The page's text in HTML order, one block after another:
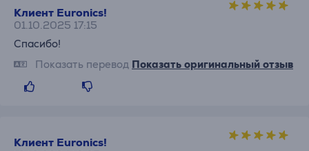
Клиент Euronics!
01.10.2025 17:15
Спасибо!
Показать перевод Показать оригинальный отзыв
Клиент Euronics!